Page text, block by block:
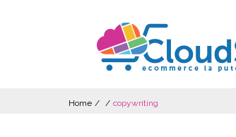
Home / / copywriting